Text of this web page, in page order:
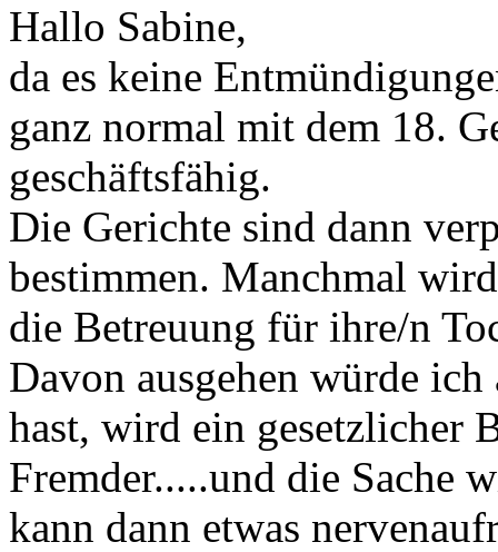
Hallo Sabine,
da es keine
ganz normal mit dem 18.
geschäftsfähig.
Die Gerichte sind dann
bestimmen. Manchmal
die Betreuung für ihre/n
Davon ausgehen würde
hast, wird ein gesetzlicher
Fremder.....und die Sache
kann dann etwas